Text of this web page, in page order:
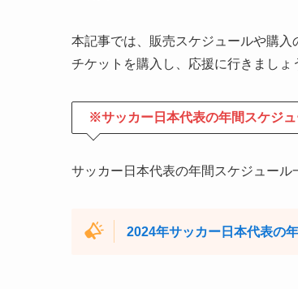
本記事では、販売スケジュールや購
チケットを購入し、応援に行きましょ
※サッカー日本代表の年間スケジ
サッカー日本代表の年間スケジュール
2024年サッカー日本代表の